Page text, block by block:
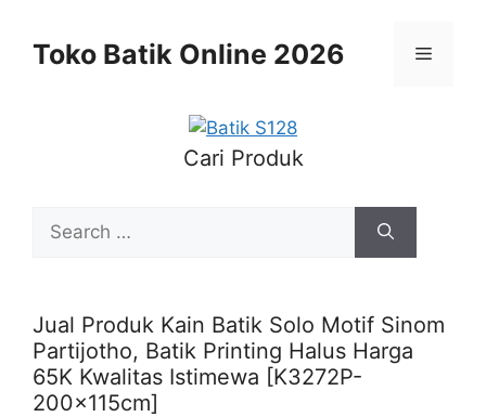
contentToko Batik Online 2026 Menu
Cari Produk
for:
Jual Produk Kain Batik Solo Motif Sinom
Partijotho, Batik Printing Halus Harga
65K Kwalitas Istimewa [K3272P-
200x115cm]